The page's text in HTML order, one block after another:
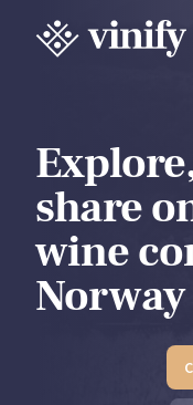
share
wine
Norway